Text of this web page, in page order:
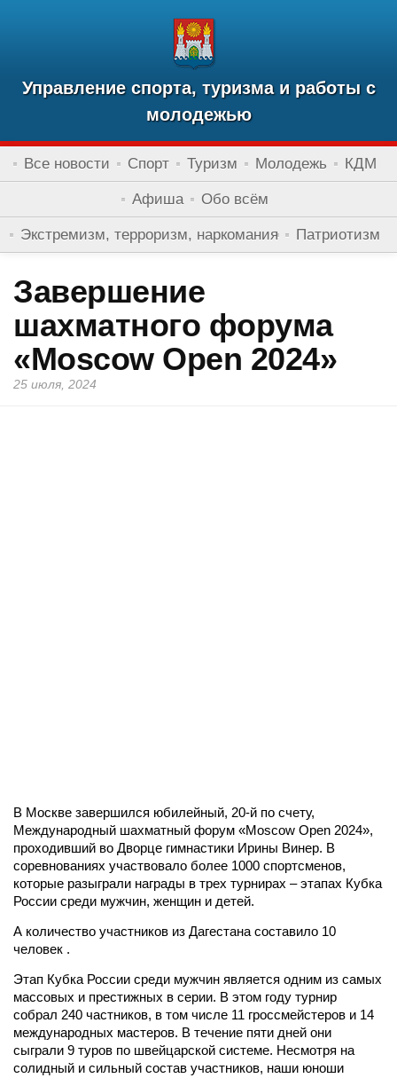
Управление спорта, туризма и работы с
молодежью
Все новости Спорт Туризм Молодежь КДМ
Афиша Обо всём
Экстремизм, терроризм, наркомания Патриотизм
Завершение
шахматного форума
«Moscow Open 2024»
25 июля, 2024
В Москве завершился юбилейный, 20-й по счету,
Международный шахматный форум «Moscow Open 2024»,
проходивший во Дворце гимнастики Ирины Винер. В
соревнованиях участвовало более 1000 спортсменов,
которые разыграли награды в трех турнирах – этапах Кубка
России среди мужчин, женщин и детей.
А количество участников из Дагестана составило 10
человек .
Этап Кубка России среди мужчин является одним из самых
массовых и престижных в серии. В этом году турнир
собрал 240 частников, в том числе 11 гроссмейстеров и 14
международных мастеров. В течение пяти дней они
сыграли 9 туров по швейцарской системе. Несмотря на
солидный и сильный состав участников, наши юноши